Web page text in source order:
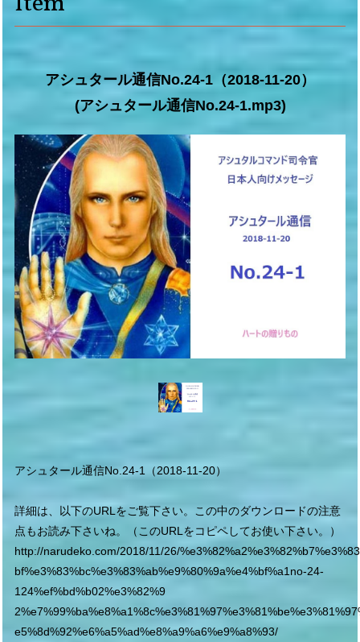
アシュタール通信No.24-1（2018-11-20）
(アシュタール通信No.24-1.mp3)
アシュタール通信No.24-1（2018-11-20）
詳細は、以下のURLをご覧下さい。この中のダウンロードの注意
点もお読み下さいね。（このURLをコピペしてお使い下さい。）
http://narudeko.com/2018/11/26/
bf%e3%83%bc%e3%83%ab%e9%80%9a%e4%bf%a1no-24-
124%ef%bd%b02%e3%82%9
e5%8d%92%e6%a5%ad%e8%a9%a6%e9%a8%93/